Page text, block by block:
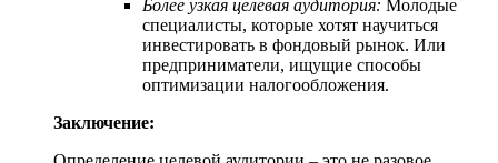
Более узкая целевая аудитория: Молодые
специалисты, которые хотят научиться
инвестировать в фондовый рынок. Или
предприниматели, ищущие способы
оптимизации налогообложения.
Заключение: